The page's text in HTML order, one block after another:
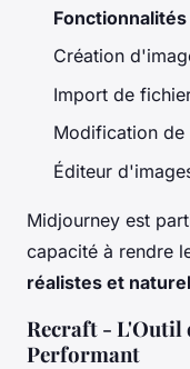
Création
Import de
Modification de
Éditeur
Midjourney est
capacité à rendre
réalistes et
Recraft - L'Outil
Performant